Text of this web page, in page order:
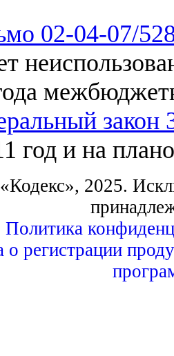
02-04-07/
закон
год и на
2025.
Политика
о регистрации